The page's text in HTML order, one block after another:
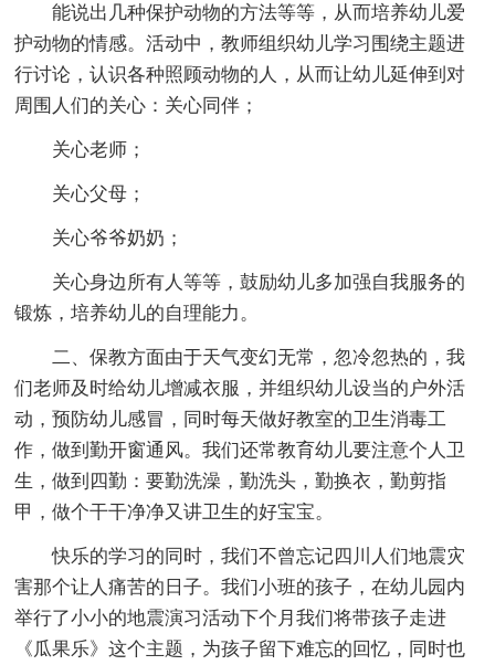
能说出几种保护动物的方法等等，从而培养幼儿爱
护动物的情感。活动中，教师组织幼儿学习围绕主题进
行讨论，认识各种照顾动物的人，从而让幼儿延伸到对
周围人们的关心：关心同伴；
关心老师；
关心父母；
关心爷爷奶奶；
关心身边所有人等等，鼓励幼儿多加强自我服务的
锻炼，培养幼儿的自理能力。
二、保教方面由于天气变幻无常，忽冷忽热的，我
们老师及时给幼儿增减衣服，并组织幼儿设当的户外活
动，预防幼儿感冒，同时每天做好教室的卫生消毒工
作，做到勤开窗通风。我们还常教育幼儿要注意个人卫
生，做到四勤：要勤洗澡，勤洗头，勤换衣，勤剪指
甲，做个干干净净又讲卫生的好宝宝。
快乐的学习的同时，我们不曾忘记四川人们地震灾
害那个让人痛苦的日子。我们小班的孩子，在幼儿园内
举行了小小的地震演习活动下个月我们将带孩子走进
《瓜果乐》这个主题，为孩子留下难忘的回忆，同时也